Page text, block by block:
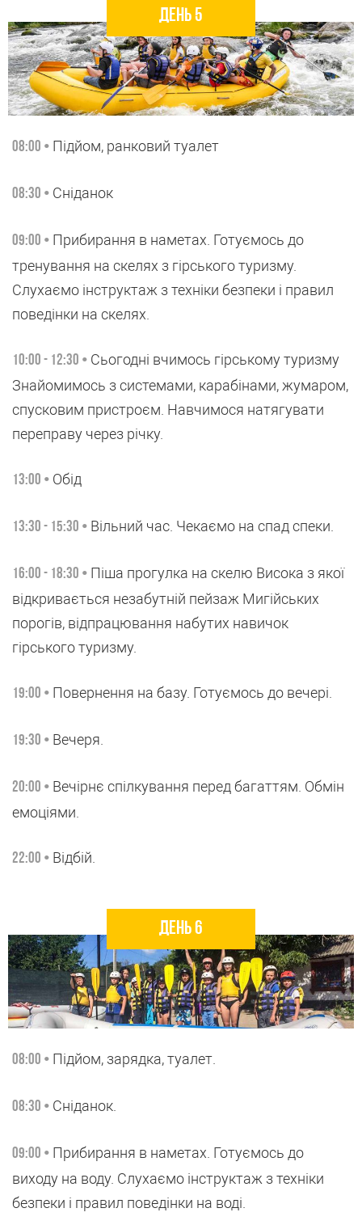
День 5
08:00 • Підйом, ранковий туалет
08:30 • Сніданок
09:00 • Прибирання в наметах. Готуємось до
тренування на скелях з гірського туризму.
Слухаємо інструктаж з техніки безпеки і правил
поведінки на скелях.
10:00 - 12:30 • Сьогодні вчимось гірському туризму
Знайомимось з системами, карабінами, жумаром,
спусковим пристроєм. Навчимося натягувати
переправу через річку.
13:00 • Обід
13:30 - 15:30 • Вільний час. Чекаємо на спад спеки.
16:00 - 18:30 • Піша прогулка на скелю Висока з якої
відкривається незабутній пейзаж Мигійських
порогів, відпрацювання набутих навичок
гірського туризму.
19:00 • Повернення на базу. Готуємось до вечері.
19:30 • Вечеря.
20:00 • Вечірнє спілкування перед багаттям. Обмін
емоціями.
22:00 • Відбій.
День 6
08:00 • Підйом, зарядка, туалет.
08:30 • Сніданок.
09:00 • Прибирання в наметах. Готуємось до
виходу на воду. Слухаємо інструктаж з техніки
безпеки і правил поведінки на воді.